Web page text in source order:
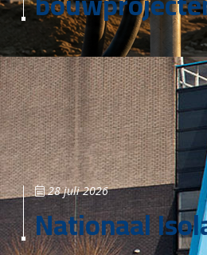
28 juli 2026
Nationaal